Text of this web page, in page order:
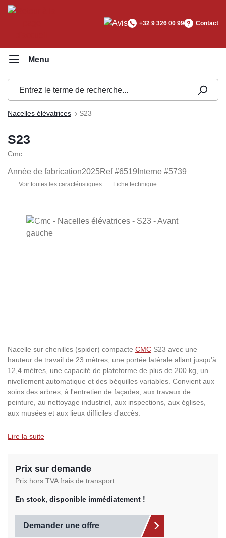
principal
+32 9 326 00 99 Contact
Nacelles élévatrices S23
S23
Cmc
Année de fabrication2025Ref #6519 Interne #5739
Voir toutes les caractéristiques Fiche technique
Ignorer la galerie d'images
Nacelle sur chenilles (spider) compacte CMC S23 avec une
hauteur de travail de 23 mètres, une portée latérale allant jusqu'à
12,4 mètres, une capacité de plateforme de plus de 200 kg, un
nivellement automatique et des béquilles variables. Convient aux
soins des arbres, à l'entretien de façades, aux travaux de
peinture, au nettoyage industriel, aux inspections, aux églises,
aux musées et aux lieux difficiles d'accès.
Lire la suite
Prix sur demande
Prix hors TVAfrais de transport
En stock, disponible immédiatement !
Demander une offre